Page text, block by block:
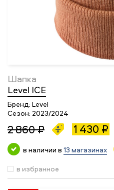
Шапка
Level ICE
Бренд: Level
Сезон: 2023/2024
2 860 ₽ 1 430 ₽
в наличии в 13 магазинах
в избранное